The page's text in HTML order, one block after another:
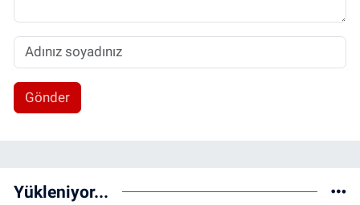
Gönder
Yükleniyor...